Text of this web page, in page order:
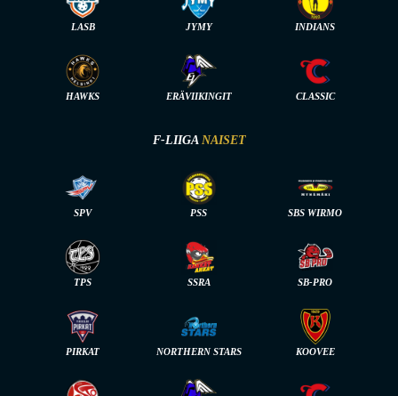
LASB JYMY INDIANS
HAWKS ERÄVIIKINGIT CLASSIC
F-LIIGA NAISET
SPV PSS SBS WIRMO
TPS SSRA SB-PRO
PIRKAT NORTHERN STARS KOOVEE